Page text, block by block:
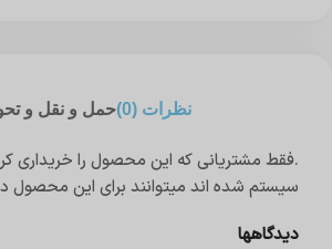
نظرات (0) حمل و نقل و
دیدگاهها
.فقط مشتریانی که این محصول را خریداری
سیستم شده اند میتوانند برای این محصول